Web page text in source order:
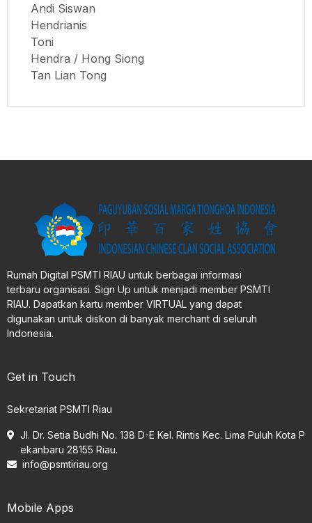
Andi Siswan
Hendrianis
Toni
Hendra / Hong Siong
Tan Lian Tong
Rumah Digital PSMTI RIAU untuk berbagai informasi
terbaru organisasi. Sign Up untuk menjadi member PSMTI
RIAU. Dapatkan kartu member VIRTUAL yang dapat
digunakan untuk diskon di banyak merchant di seluruh
Indonesia.
Get in Touch
Sekretariat PSMTI Riau
Jl. Dr. Setia Budhi No. 138 D-E Kel. Rintis Kec. Lima Puluh Kota P
ekanbaru 28155 Riau.
info@psmtiriau.org
Mobile Apps